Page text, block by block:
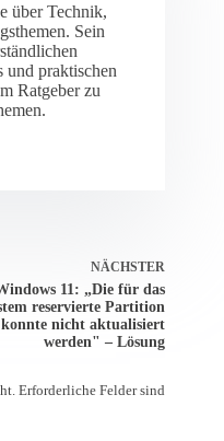
über Technik,
Sein
praktischen
Ratgeber zu
NÄCHSTER
11: „Die für das
reservierte Partition
konnte nicht aktualisiert
werden" – Lösung
Erforderliche Felder sind